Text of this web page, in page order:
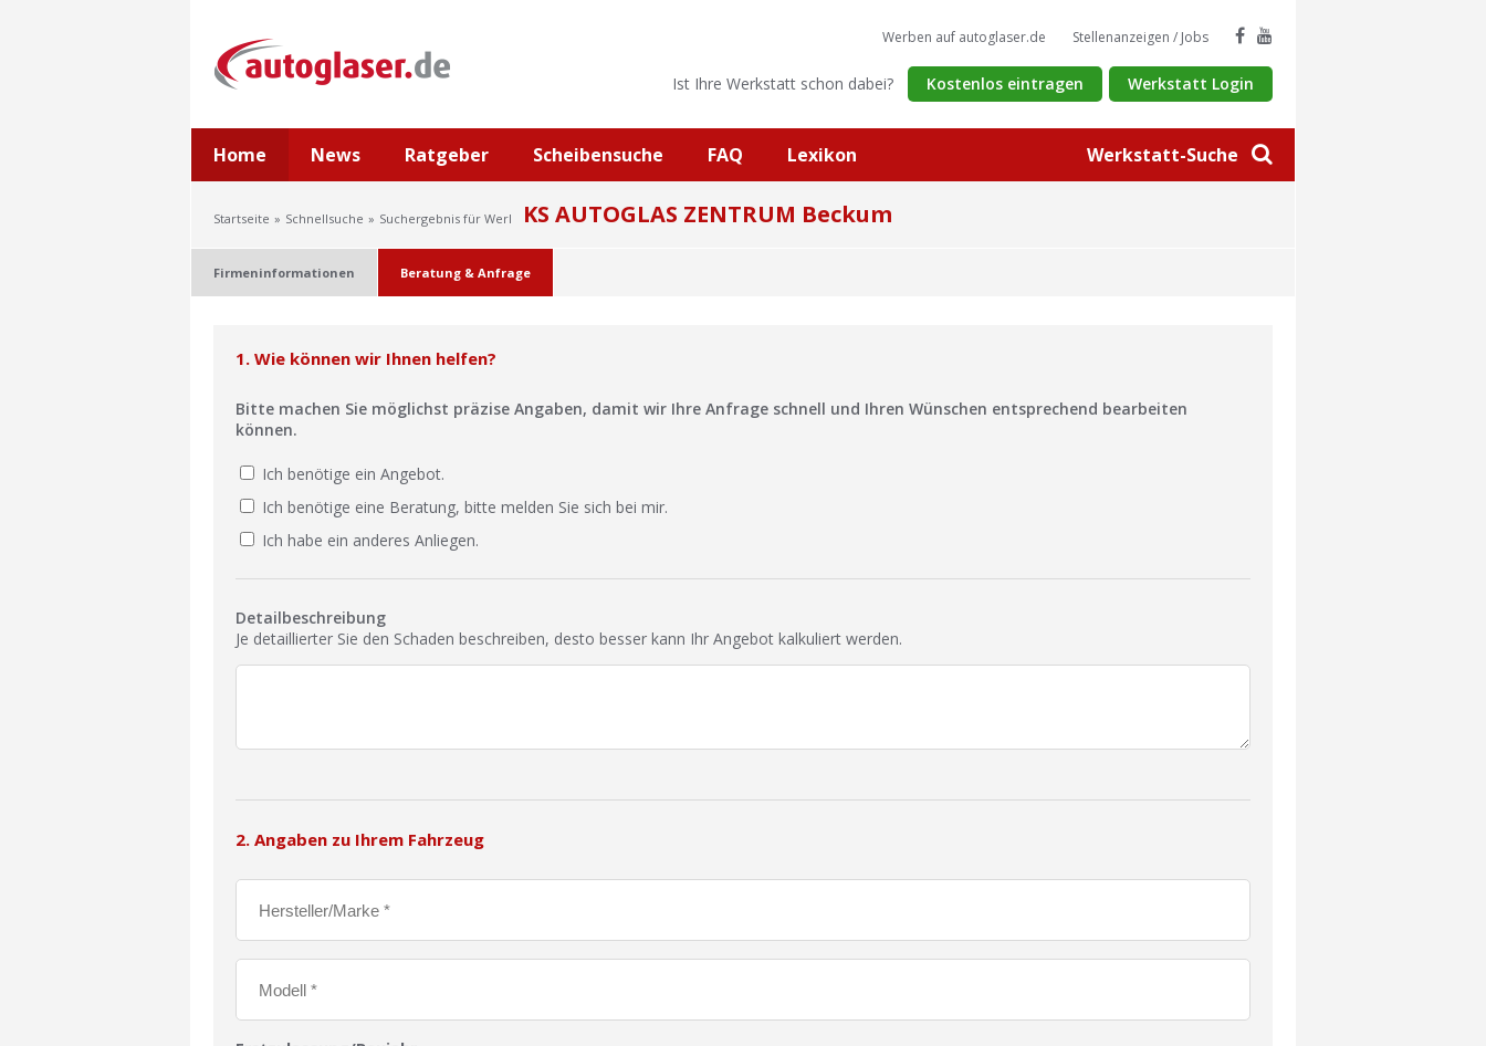
Werkstatt-Suche
Werben auf autoglaser.de Stellenanzeigen / Jobs
Ist Ihre Werkstatt schon dabei? Kostenlos eintragen Werkstatt Login
Home News Ratgeber Scheibensuche FAQ Lexikon
Startseite Schnellsuche Suchergebnis für Werl KS AUTOGLAS ZENTRUM Beckum
Firmeninformationen Beratung & Anfrage
1. Wie können wir Ihnen helfen?
Bitte machen Sie möglichst präzise Angaben, damit wir Ihre Anfrage schnell und Ihren Wünschen entsprechend bearbeiten
können.
Ich benötige ein Angebot.
Ich benötige eine Beratung, bitte melden Sie sich bei mir.
Ich habe ein anderes Anliegen.
Detailbeschreibung
Je detaillierter Sie den Schaden beschreiben, desto besser kann Ihr Angebot kalkuliert werden.
2. Angaben zu Ihrem Fahrzeug